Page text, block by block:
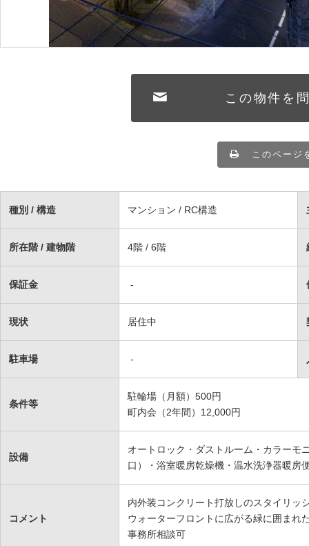
この物件を
このページ
種別 / 構造 マンション / RC構造
所在階 / 建物階 4階 / 6階
保証金 -
現状 居住中
駐車場 -
条件等
駐輪場（月額）500円
町内会（2年間）12,000円
設備
オートロック・ダストルーム・カラーモ
口）・浴室暖房乾燥機・温水洗浄器暖房
コメント
内外装コンクリート打放しのスタイリッ
ウォーターフロントに広がる緑に囲まれ
事務所相談可